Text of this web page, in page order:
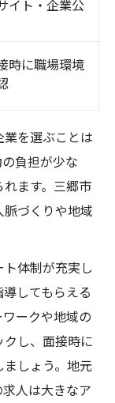
イト・企業公
時に職場環境
を選ぶことは
負担が少な
ます。三郷市
づくりや地域
体制が充実し
してもらえる
ークや地域の
し、面接時に
しょう。地元
人は大きなア